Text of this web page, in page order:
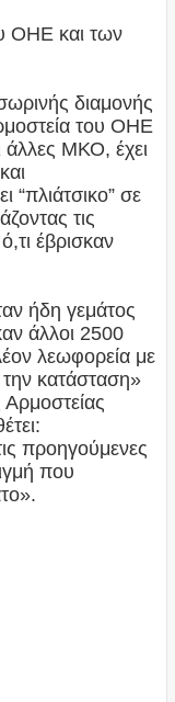
ΟΗΕ και των
διαμονής
του ΟΗΕ
άλλες ΜΚΟ, έχει
“πλιάτσικο” σε
τις
έβρισκαν
ήδη γεμάτος
άλλοι 2500
λεωφορεία με
κατάσταση»
προηγούμενες
που